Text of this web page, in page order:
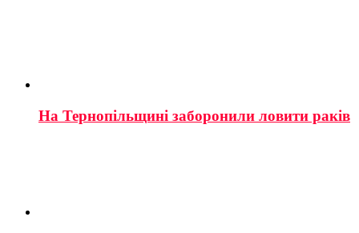
На Тернопільщині заборонили ловити раків